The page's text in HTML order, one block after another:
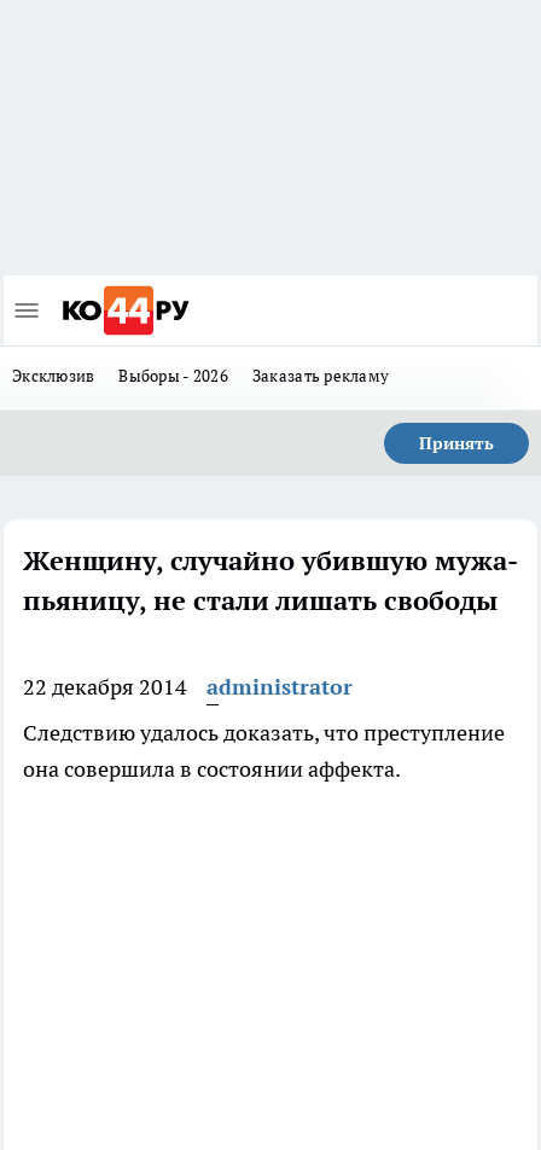
Эксклюзив Выборы - 2026 Заказать рекламу
Принять
Женщину, случайно убившую мужа-
пьяницу, не стали лишать свободы
22 декабря 2014
administrator
Следствию удалось доказать, что преступление
она совершила в состоянии аффекта.